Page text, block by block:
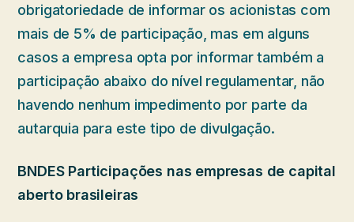
obrigatoriedade de informar os acionistas com
mais de 5% de participação, mas em alguns
casos a empresa opta por informar também a
participação abaixo do nível regulamentar, não
havendo nenhum impedimento por parte da
autarquia para este tipo de divulgação.
BNDES Participações nas empresas de capital
aberto brasileiras